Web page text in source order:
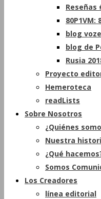
blog
blog de
Rusia
Proyecto
Hemeroteca
readLists
Sobre Nosotros
¿Quiénes
Nuestra
¿Qué
Somos
Los Creadores
línea editorial